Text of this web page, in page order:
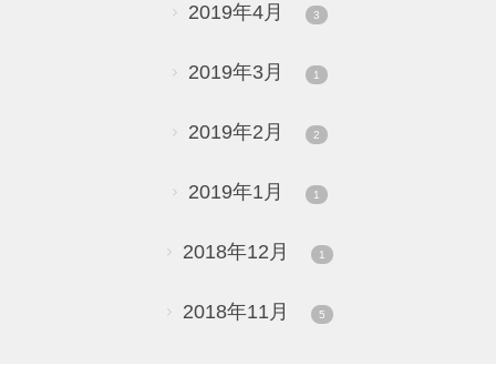
2019年4月 3
2019年3月 1
2019年2月 2
2019年1月 1
2018年12月 1
2018年11月 5